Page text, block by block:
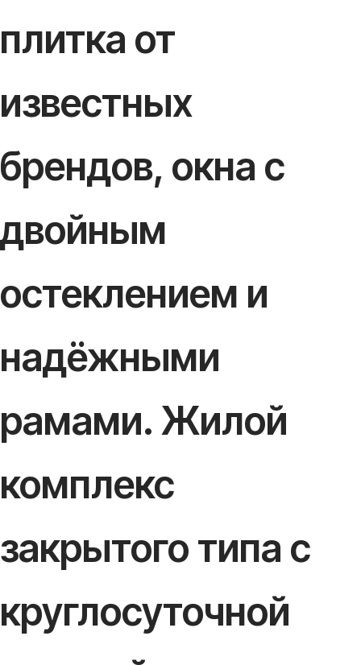
плитка от
известных
брендов, окна с
двойным
остеклением и
надёжными
рамами. Жилой
комплекс
закрытого типа с
круглосуточной